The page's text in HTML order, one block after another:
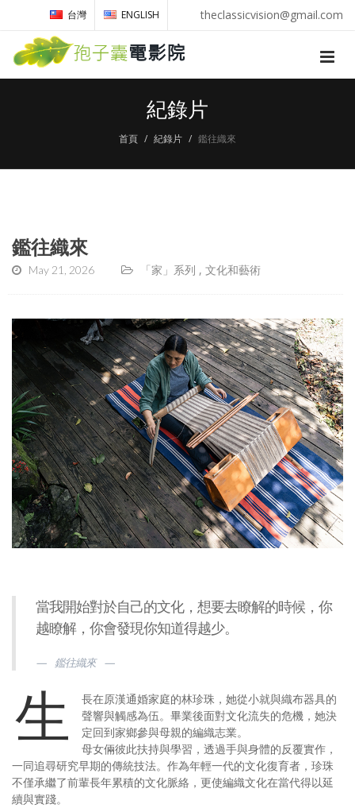
theclassicvision@gmail.com
台灣 ENGLISH
紀錄片
首頁 紀錄片 鑑往織來
鑑往織來
May 21, 2026 「家」系列 文化和藝術
當我開始對於自己的文化，想要去瞭解的時候，你
越瞭解，你會發現你知道得越少。
鑑往織來
生
長在原漢通婚家庭的林珍珠，她從小就與織布器具的
聲響與觸感為伍。畢業後面對文化流失的危機，她決
定回到家鄉參與母親的編織志業。
母女倆彼此扶持與學習，透過手與身體的反覆實作，
一同追尋研究早期的傳統技法。作為年輕一代的文化復育者，珍珠
不僅承繼了前輩長年累積的文化脈絡，更使編織文化在當代得以延
續與實踐。